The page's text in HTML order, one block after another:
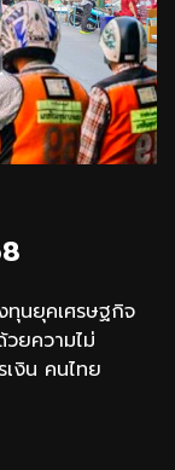
ทุนยุคเศรษฐกิจ
ยความไม่
งิน คนไทย